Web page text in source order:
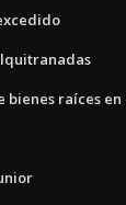
bienes raíces